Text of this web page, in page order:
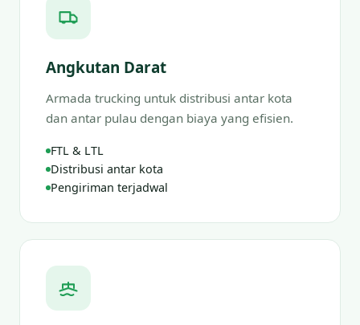
Angkutan Darat
Armada trucking untuk distribusi antar kota
dan antar pulau dengan biaya yang efisien.
FTL & LTL
Distribusi antar kota
Pengiriman terjadwal